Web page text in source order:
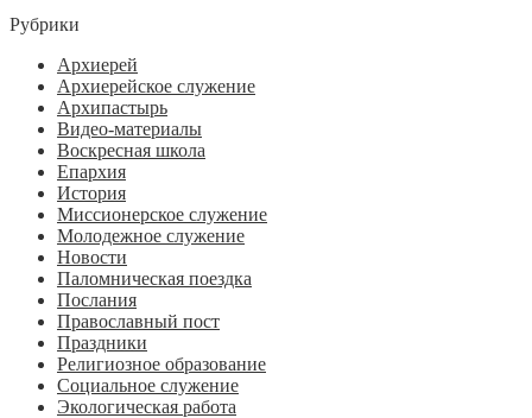
Рубрики
Архиерей
Архиерейское служение
Архипастырь
Видео-материалы
Воскресная школа
Епархия
История
Миссионерское служение
Молодежное служение
Новости
Паломническая поездка
Послания
Православный пост
Праздники
Религиозное образование
Социальное служение
Экологическая работа